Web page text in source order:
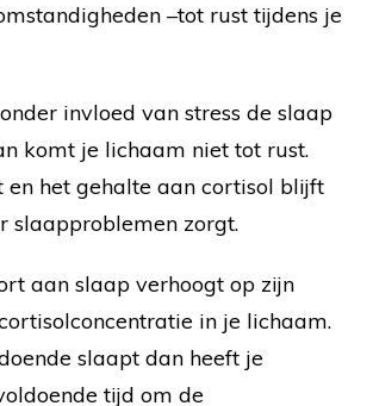
–tot rust tijdens je
invloed van stress de slaap
komt je lichaam niet tot rust.
het gehalte aan cortisol blijft
slaapproblemen zorgt.
aan slaap verhoogt op zijn
in je lichaam.
slaapt dan heeft je
tijd om de